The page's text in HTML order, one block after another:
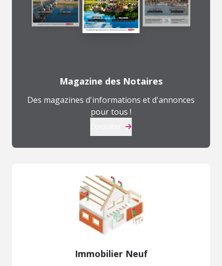
Magazine des Notaires
Des magazines d'informations et d'annonces
pour tous !
Immobilier Neuf